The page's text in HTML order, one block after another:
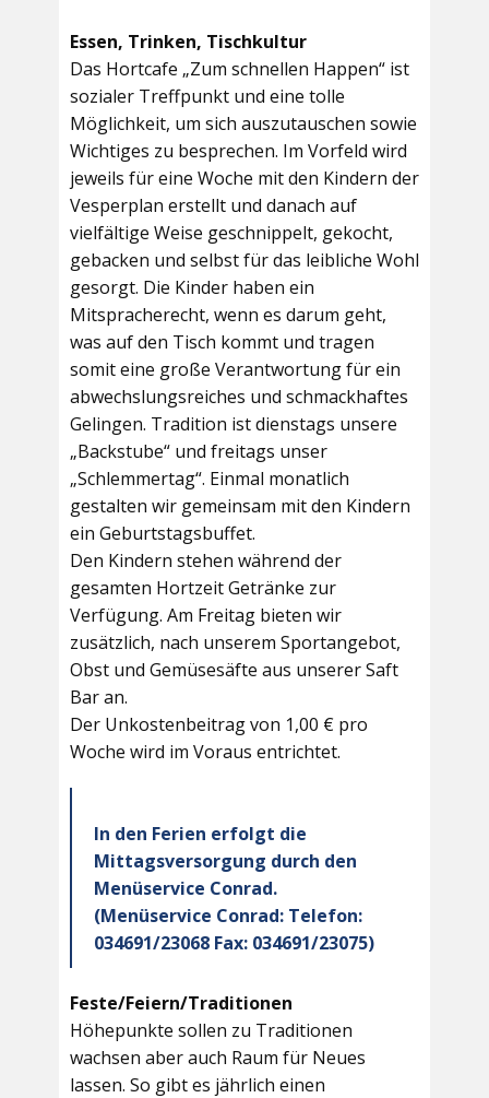
Essen, Trinken, Tischkultur
Das Hortcafe „Zum schnellen Happen“ ist
sozialer Treffpunkt und eine tolle
Möglichkeit, um sich auszutauschen sowie
Wichtiges zu besprechen. Im Vorfeld wird
jeweils für eine Woche mit den Kindern der
Vesperplan erstellt und danach auf
vielfältige Weise geschnippelt, gekocht,
gebacken und selbst für das leibliche Wohl
gesorgt. Die Kinder haben ein
Mitspracherecht, wenn es darum geht,
was auf den Tisch kommt und tragen
somit eine große Verantwortung für ein
abwechslungsreiches und schmackhaftes
Gelingen. Tradition ist dienstags unsere
„Backstube“ und freitags unser
„Schlemmertag“. Einmal monatlich
gestalten wir gemeinsam mit den Kindern
ein Geburtstagsbuffet.
Den Kindern stehen während der
gesamten Hortzeit Getränke zur
Verfügung. Am Freitag bieten wir
zusätzlich, nach unserem Sportangebot,
Obst und Gemüsesäfte aus unserer Saft
Bar an.
Der Unkostenbeitrag von 1,00 € pro
Woche wird im Voraus entrichtet.
In den Ferien erfolgt die
Mittagsversorgung durch den
Menüservice Conrad.
(Menüservice Conrad: Telefon:
034691/23068 Fax: 034691/23075)
Feste/Feiern/Traditionen
Höhepunkte sollen zu Traditionen
wachsen aber auch Raum für Neues
lassen. So gibt es jährlich einen